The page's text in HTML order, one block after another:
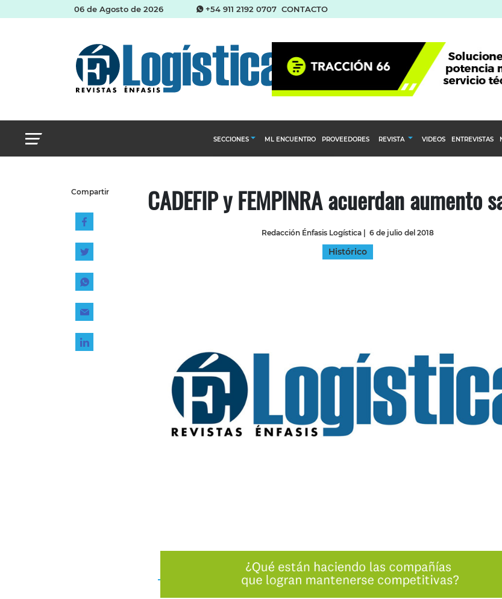
06 de Agosto de 2026 +54 911 2192 0707 CONTACTO
SECCIONES
Almacenes e inventarios
Logística y distribución
ML ENCUENTRO PROVEEDORES REVISTA VIDEOS ENTREVISTAS
Compartir CADEFIP y FEMPINRA acuerdan aumento
Redacción Énfasis Logística 6 de julio del 2018
Histórico